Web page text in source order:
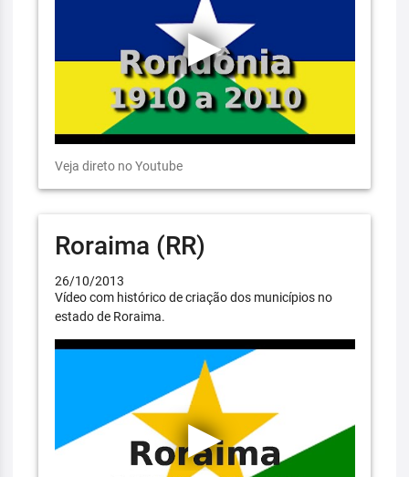
Veja direto no Youtube
Roraima (RR)
26/10/2013
Vídeo com histórico de criação dos municípios no
estado de Roraima.